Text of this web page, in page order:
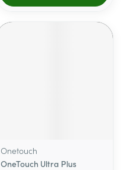
Onetouch
OneTouch Ultra Plus